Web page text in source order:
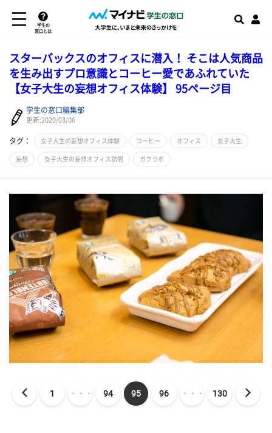
学生の
窓口とは
スターバックスのオフィスに潜入！ そこは人気商品
を生み出すプロ意識とコーヒー愛であふれていた
【女子大生の妄想オフィス体験】 95ページ目
学生の窓口編集部
更新:2020/03/06
タグ： 女子大生の妄想オフィス体験 コーヒー オフィス 女子大生
妄想 女子大生の妄想オフィス訪問 ガクラボ
1 ・・・ 94 95 96 ・・・ 130